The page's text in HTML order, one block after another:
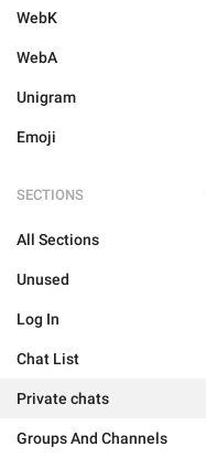
WebK
WebA
Unigram
Emoji
SECTIONS
All Sections
Unused
Log In
Chat List
Private chats
Groups And Channels